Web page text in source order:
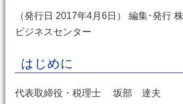
（発行日 2017年4月6日） 編集･発行
ビジネスセンター
はじめに
代表取締役・税理士 坂部 達夫